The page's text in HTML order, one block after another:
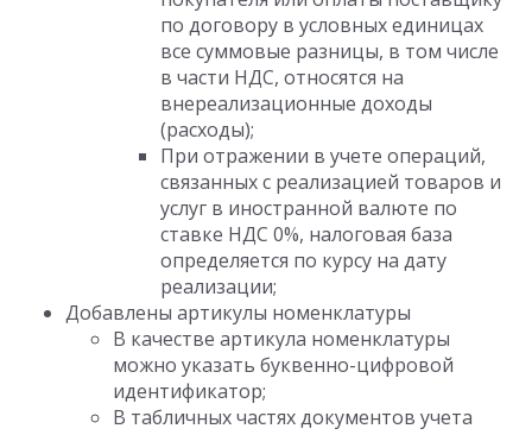
по договору в условных единицах
все суммовые разницы, в том числе
в части НДС, относятся на
внереализационные доходы
(расходы);
При отражении в учете операций,
связанных с реализацией товаров и
услуг в иностранной валюте по
ставке НДС 0%, налоговая база
определяется по курсу на дату
реализации;
Добавлены артикулы номенклатуры
В качестве артикула номенклатуры
можно указать буквенно-цифровой
идентификатор;
В табличных частях документов учета